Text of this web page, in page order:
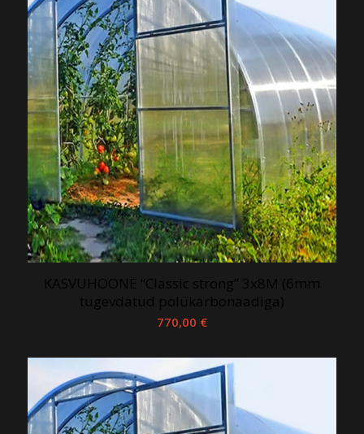
KASVUHOONE “Classic strong” 3x8M (6mm
tugevdatud polükarbonaadiga)
770,00 €